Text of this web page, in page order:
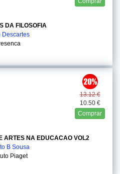
DA FILOSOFIA
Descartes
13.12 €
10.50 €
Comprar
ARTES NA EDUCACAO VOL2
B Sousa
Piaget